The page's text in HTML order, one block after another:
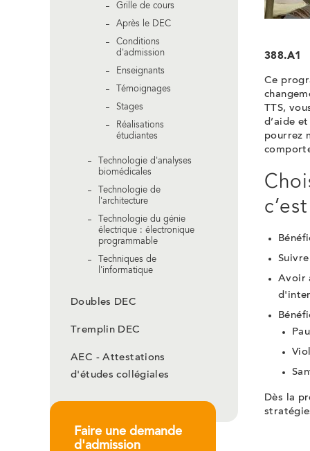
Grille de cours
Après le DEC
Conditions
d'admission
Enseignants
Témoignages
Stages
Réalisations
étudiantes
Technologie d'analyses
biomédicales
Technologie de
l'architecture
Technologie du génie
électrique : électronique
programmable
Techniques de
l'informatique
Doubles DEC
Tremplin DEC
AEC - Attestations
d'études collégiales
Faire une demande
d'admission
388.A1
Ce
TTS,
d’aide
pourrez
Avoir
Dès la